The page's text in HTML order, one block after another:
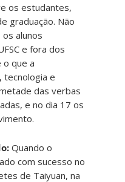
os estudantes,
graduação. Não
alunos
e fora dos
o que a
tecnologia e
das verbas
e no dia 17 os
Quando o
com sucesso no
de Taiyuan, na